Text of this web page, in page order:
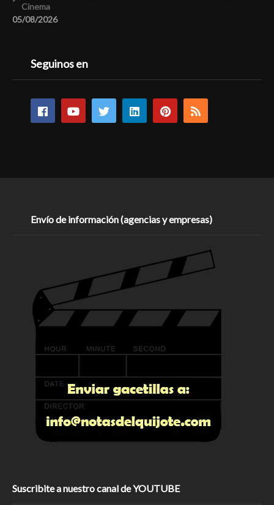
Cinema
05/08/2026
Seguinos en
Envío de información (agencias y empresas)
Suscribite a nuestro canal de YOUTUBE